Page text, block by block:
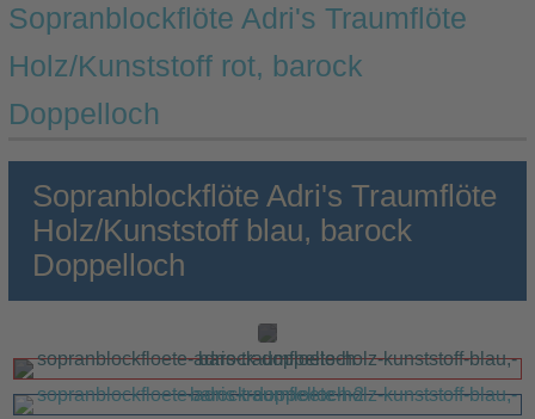
Sopranblockflöte Adri's Traumflöte
Holz/Kunststoff rot, barock
Doppelloch
Sopranblockflöte Adri's Traumflöte
Holz/Kunststoff blau, barock
Doppelloch